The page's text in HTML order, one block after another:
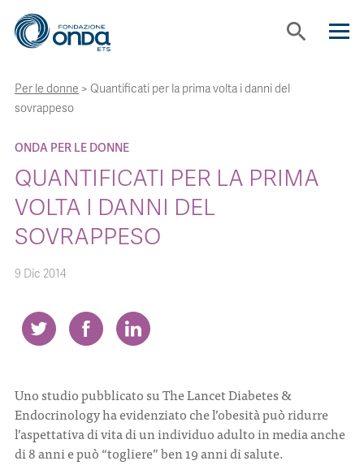
search
CHI SIAMO
CON CHI LAVORIAMO
STRUMENTI
CONTATTI
Per le donne > Quantificati per la prima volta i danni del
sovrappeso
ONDA PER LE DONNE
QUANTIFICATI PER LA PRIMA
VOLTA I DANNI DEL
SOVRAPPESO
9 Dic 2014
Uno studio pubblicato su The Lancet Diabetes &
Endocrinology ha evidenziato che l’obesità può ridurre
l’aspettativa di vita di un individuo adulto in media anche
di 8 anni e può “togliere” ben 19 anni di salute.